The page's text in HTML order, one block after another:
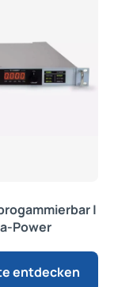
|
Power
entdecken